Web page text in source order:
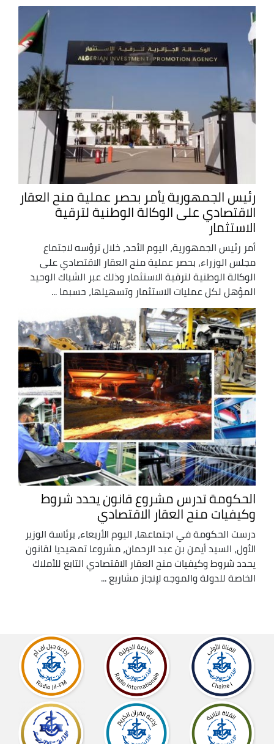
رئيس الجمهورية يأمر بحصر عملية منح العقار
الاقتصادي على الوكالة الوطنية لترقية
الاستثمار
أمر رئيس الجمهورية، اليوم الأحد، خلال ترؤسه لاجتماع
مجلس الوزراء، بحصر عملية منح العقار الاقتصادي على
الوكالة الوطنية لترقية الاستثمار وذلك عبر الشباك الوحيد
المؤهل لكل عمليات الاستثمار وتسهيلها، حسبما ...
الحكومة تدرس مشروع قانون يحدد شروط
وكيفيات منح العقار الاقتصادي
درست الحكومة في اجتماعها، اليوم الأربعاء، برئاسة الوزير
الأول، السيد أيمن بن عبد الرحمان، مشروعا تمهيديا لقانون
يحدد شروط وكيفيات منح العقار الاقتصادي التابع للأملاك
الخاصة للدولة والموجه لإنجاز مشاريع ...